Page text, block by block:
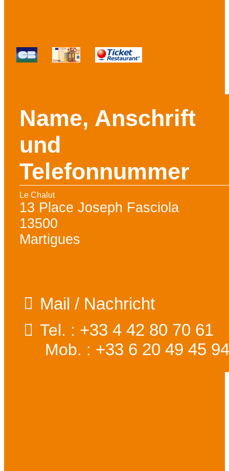
Name, Anschrift
und
Telefonnummer
Le Chalut
13 Place Joseph Fasciola
13500
Martigues
Mail / Nachricht
Tel. : +33 4 42 80 70 61
Mob. : +33 6 20 49 45 94